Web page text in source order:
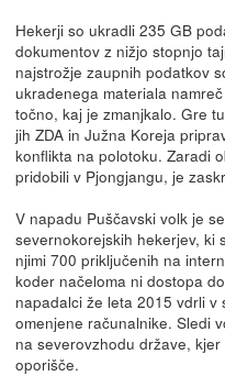
Hekerji so ukradli 235 GB
dokumentov z nižjo stopnjo
najstrožje zaupnih podatkov
ukradenega materiala
točno, kaj je zmanjkalo. Gre
jih ZDA in Južna Koreja
konflikta na polotoku. Zaradi
pridobili v Pjongjangu, je
V napadu Puščavski volk je
severnokorejskih hekerjev, ki
njimi 700 priključenih na
koder načeloma ni dostopa
napadalci že leta 2015 vdrli v
omenjene računalnike. Sledi
na severovzhodu države,
oporišče.